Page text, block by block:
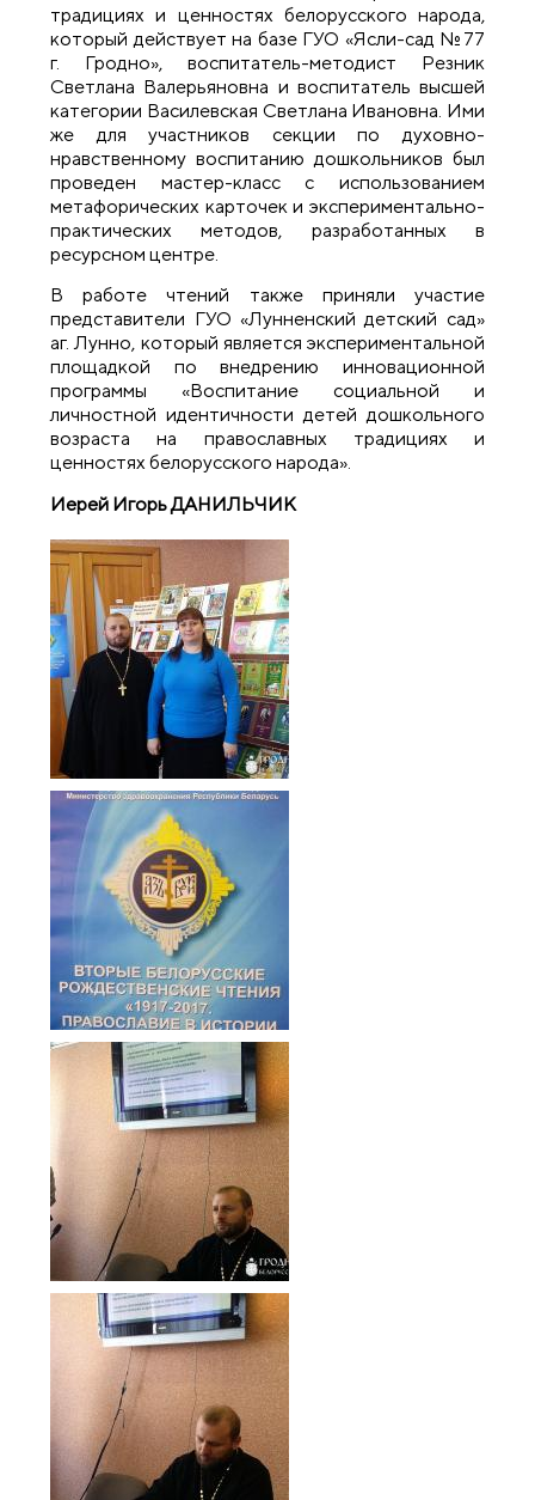
традициях и ценностях белорусского народа,
который действует на базе ГУО «Ясли-сад №77
г. Гродно», воспитатель-методист Резник
Светлана Валерьяновна и воспитатель высшей
категории Василевская Светлана Ивановна. Ими
же для участников секции по духовно-
нравственному воспитанию дошкольников был
проведен мастер-класс с использованием
метафорических карточек и экспериментально-
практических методов, разработанных в
ресурсном центре.
В работе чтений также приняли участие
представители ГУО «Лунненский детский сад»
аг. Лунно, который является экспериментальной
площадкой по внедрению инновационной
программы «Воспитание социальной и
личностной идентичности детей дошкольного
возраста на православных традициях и
ценностях белорусского народа».
Иерей Игорь ДАНИЛЬЧИК